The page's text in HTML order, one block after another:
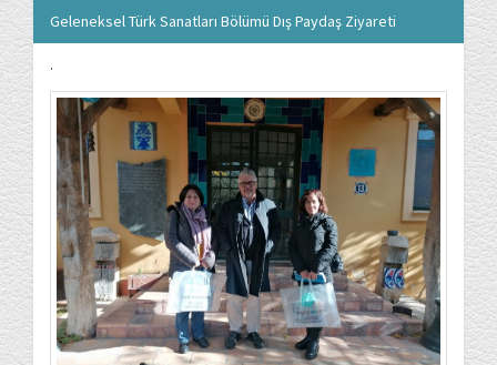
Geleneksel Türk Sanatları Bölümü Dış Paydaş Ziyareti
.